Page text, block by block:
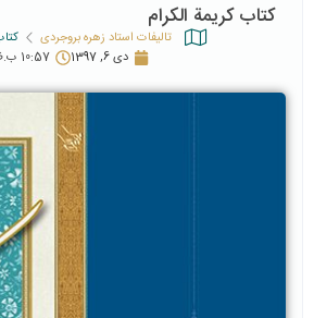
کتاب کریمة الکرام
تالیفات استاد زهره بروجردی
دی 6, 1397
10:57 ب.ظ